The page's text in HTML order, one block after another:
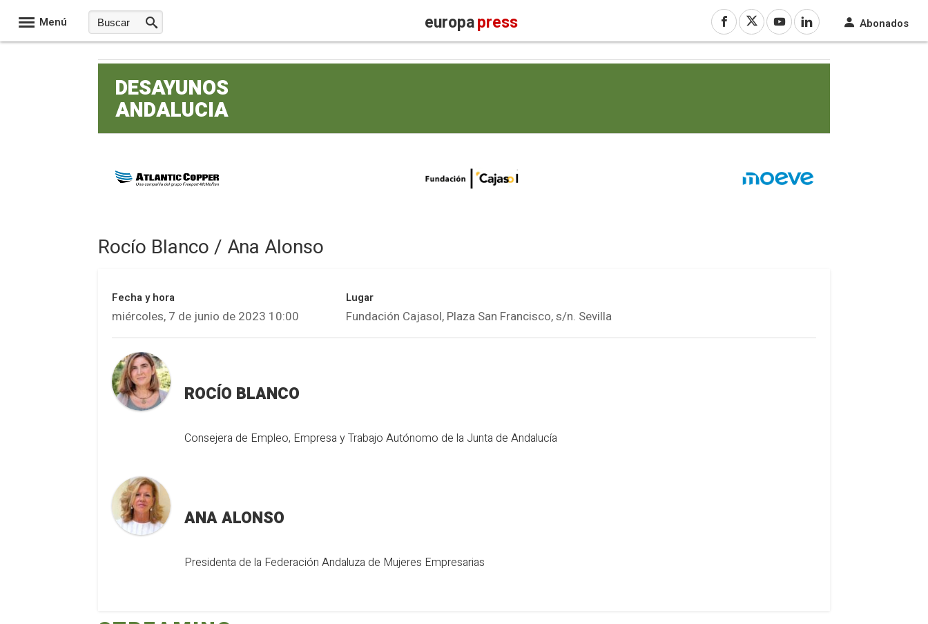
Menú europapress Abonados
DESAYUNOS
ANDALUCIA
Rocío Blanco / Ana Alonso
Fecha y hora
miércoles, 7 de junio de 2023 10:00
Lugar
Fundación Cajasol, Plaza San Francisco, s/n. Sevilla
ROCÍO BLANCO
Consejera de Empleo, Empresa y Trabajo Autónomo de la Junta de Andalucía
ANA ALONSO
Presidenta de la Federación Andaluza de Mujeres Empresarias